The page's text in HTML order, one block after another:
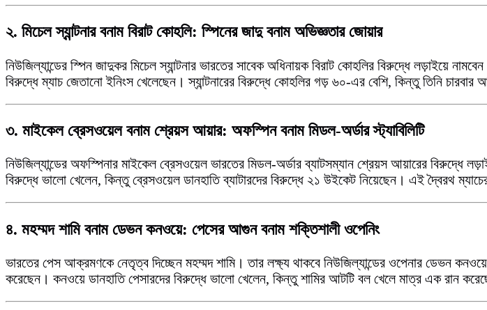
২. মিচেল স্যান্টনার বনাম বিরাট কোহলি: স্পিনের জাদু বনাম অভিজ্ঞতার জোয়ার
নিউজিল্যান্ডের স্পিন জাদুকর মিচেল স্যান্টনার ভারতের সাবেক অধিনায়ক বিরাট কোহলির বিরুদ্ধে লড়াইয়ে
বিরুদ্ধে ম্যাচ জেতানো ইনিংস খেলেছেন। স্যান্টনারের বিরুদ্ধে কোহলির গড় ৬০-এর বেশি, কিন্তু তিনি
৩. মাইকেল ব্রেসওয়েল বনাম শ্রেয়স আয়ার: অফস্পিন বনাম মিডল-অর্ডার স্ট্যাবিলিটি
নিউজিল্যান্ডের অফস্পিনার মাইকেল ব্রেসওয়েল ভারতের মিডল-অর্ডার ব্যাটসম্যান শ্রেয়স আয়ারের বিরুদ্ধে
বিরুদ্ধে ভালো খেলেন, কিন্তু ব্রেসওয়েল ডানহাতি ব্যাটারদের বিরুদ্ধে ২১ উইকেট নিয়েছেন। এই দ্বৈরথ
৪. মহম্মদ শামি বনাম ডেভন কনওয়ে: পেসের আগুন বনাম শক্তিশালী ওপেনিং
ভারতের পেস আক্রমণকে নেতৃত্ব দিচ্ছেন মহম্মদ শামি। তার লক্ষ্য থাকবে নিউজিল্যান্ডের ওপেনার ডেভন
করেছেন। কনওয়ে ডানহাতি পেসারদের বিরুদ্ধে ভালো খেলেন, কিন্তু শামির আটটি বল খেলে মাত্র এক রান